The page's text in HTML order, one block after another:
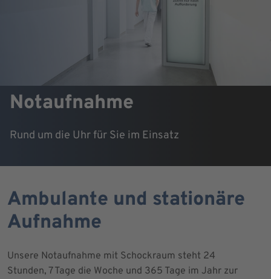
Notaufnahme
Rund um die Uhr für Sie im Einsatz
Ambulante und stationäre
Aufnahme
Unsere Notaufnahme mit Schockraum steht 24
Stunden, 7 Tage die Woche und 365 Tage im Jahr zur